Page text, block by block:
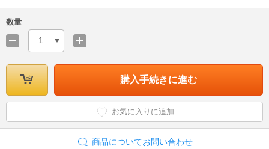
数量
1
購入手続きに進む
お気に入りに追加
商品についてお問い合わせ